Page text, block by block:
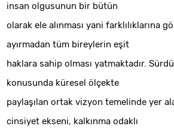
insan olgusunun bir bütün
olarak ele alınması yani farklılıklarına
ayırmadan tüm bireylerin eşit
haklara sahip olması yatmaktadır.
konusunda küresel ölçekte
paylaşılan ortak vizyon temelinde yer
cinsiyet ekseni, kalkınma odaklı